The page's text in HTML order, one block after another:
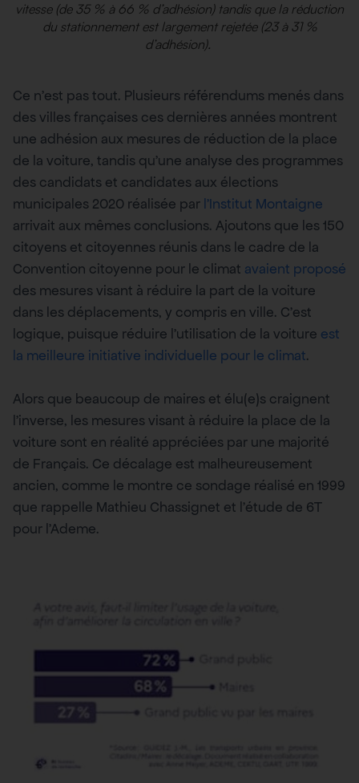
vitesse (de 35 % à 66 % d’adhésion) tandis que la réduction
du stationnement est largement rejetée (23 à 31 %
d’adhésion).
Ce n’est pas tout. Plusieurs référendums menés dans
des villes françaises ces dernières années montrent
une adhésion aux mesures de réduction de la place
de la voiture, tandis qu’une analyse des programmes
des candidats et candidates aux élections
municipales 2020 réalisée par l’Institut Montaigne
arrivait aux mêmes conclusions. Ajoutons que les 150
citoyens et citoyennes réunis dans le cadre de la
Convention citoyenne pour le climat avaient proposé
des mesures visant à réduire la part de la voiture
dans les déplacements, y compris en ville. C’est
logique, puisque réduire l’utilisation de la voiture est
la meilleure initiative individuelle pour le climat.
Alors que beaucoup de maires et élu(e)s craignent
l’inverse, les mesures visant à réduire la place de la
voiture sont en réalité appréciées par une majorité
de Français. Ce décalage est malheureusement
ancien, comme le montre ce sondage réalisé en 1999
que rappelle Mathieu Chassignet et l’étude de 6T
pour l’Ademe.